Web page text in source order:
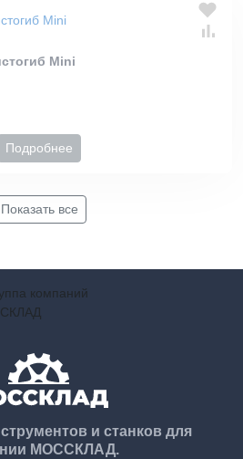
Mini
Подробнее
Показать все
и станков для
МОССКЛАД.